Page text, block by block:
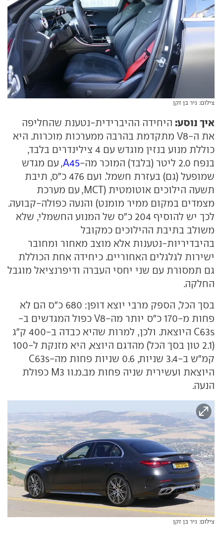
צילום: ניר בן זקן
איך נוסע: היחידה ההיברידית-נטענת שהחליפה
את ה-V8 מתקדמת בהרבה ממערכות מוכרות. היא
כוללת מנוע בנזין מוגדש עם 4 צילינדרים בלבד,
בנפח 2.0 ליטר (בלבד) המוכר מה-
A45, עם מגדש
שמופעל (גם) בעזרת חשמל. ועם 476 כ"ס, תיבת
תשעה הילוכים אוטומטית (MCT, עם מערכת
מצמדים במקום ממיר מומנט) והנעה כפולה-קבועה.
לכך יש להוסיף 204 כ"ס של המנוע החשמלי, שלא
משולב בתיבת ההילוכים כמקובל
בהיבדיריות-נטענות אלא מוצב מאחור ומחובר
ישירות לגלגלים האחוריים. כיחידה אחת הכוללת
גם תמסורת עם שני יחסי העברה ודיפרנציאל מוגבל
החלקה.
בסך הכל, הספק מרבי יוצא דופן: 680 כ"ס הם לא
פחות מ-170 כ"ס יותר מה-V8 כפול המגדשים ב-
C63s היוצאת. ולכן, למרות שהיא כבדה ב-400 ק"ג
(2.1 טון בסך הכל) מהדגם היוצא, היא מזנקת ל-100
קמ"ש ב-3.4 שניות, 0.6 שניות פחות מה-C63s
היוצאת ועשירית שניה פחות מב.מ.וו M3 כפולת
הנעה.
צילום: ניר בן זקן